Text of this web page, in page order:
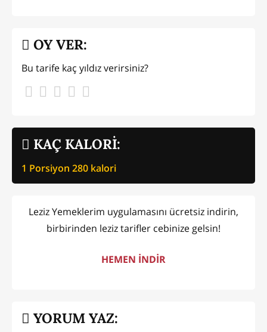
KAÇ KALORİ:
1 Porsiyon 280 kalori
OY VER:
Bu tarife kaç yıldız verirsiniz?
Leziz Yemeklerim uygulamasını ücretsiz indirin,
birbirinden leziz tarifler cebinize gelsin!
HEMEN İNDİR
YORUM YAZ: